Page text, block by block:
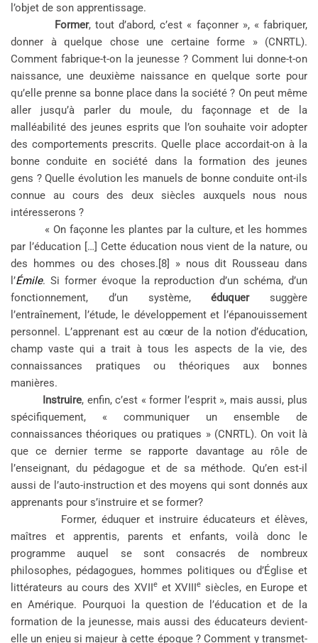
l’objet de son apprentissage.
Former, tout d’abord, c’est « façonner », « fabriquer,
donner à quelque chose une certaine forme » (CNRTL).
Comment fabrique-t-on la jeunesse ? Comment lui donne-t-on
naissance, une deuxième naissance en quelque sorte pour
qu’elle prenne sa bonne place dans la société ? On peut même
aller jusqu’à parler du moule, du façonnage et de la
malléabilité des jeunes esprits que l’on souhaite voir adopter
des comportements prescrits. Quelle place accordait-on à la
bonne conduite en société dans la formation des jeunes
gens ? Quelle évolution les manuels de bonne conduite ont-ils
connue au cours des deux siècles auxquels nous nous
intéresserons ?
« On façonne les plantes par la culture, et les hommes
par l’éducation […] Cette éducation nous vient de la nature, ou
des hommes ou des choses.[8] » nous dit Rousseau dans
l’Émile. Si former évoque la reproduction d’un schéma, d’un
fonctionnement, d’un système,éduquersuggère
l’entraînement, l’étude, le développement et l’épanouissement
personnel. L’apprenant est au cœur de la notion d’éducation,
champ vaste qui a trait à tous les aspects de la vie, des
connaissances pratiques ou théoriques aux bonnes
manières.
Instruire, enfin, c’est « former l’esprit », mais aussi, plus
spécifiquement, « communiquer un ensemble de
connaissances théoriques ou pratiques » (CNRTL). On voit là
que ce dernier terme se rapporte davantage au rôle de
l’enseignant, du pédagogue et de sa méthode. Qu’en est-il
aussi de l’auto-instruction et des moyens qui sont donnés aux
apprenants pour s’instruire et se former?
Former, éduquer et instruire éducateurs et élèves,
maîtres et apprentis, parents et enfants, voilà donc le
programme auquel se sont consacrés de nombreux
philosophes, pédagogues, hommes politiques ou d’Église et
littérateurs au cours des XVIIeet XVIIIe siècles, en Europe et
en Amérique. Pourquoi la question de l’éducation et de la
formation de la jeunesse, mais aussi des éducateurs devient-
elle un enjeu si majeur à cette époque ? Comment y transmet-